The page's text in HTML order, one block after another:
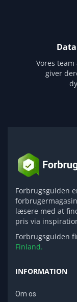
Vores
giver
Forbrugsguiden
læsere med at
pris via
Forbrugsguiden
Finland.
INFORMATION
Om os